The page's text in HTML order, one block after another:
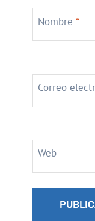
Nombre *
Correo
Web